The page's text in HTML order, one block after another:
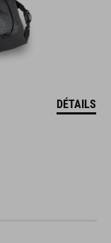
DÉTAILS